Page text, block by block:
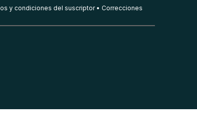
y condiciones del suscriptor Correcciones